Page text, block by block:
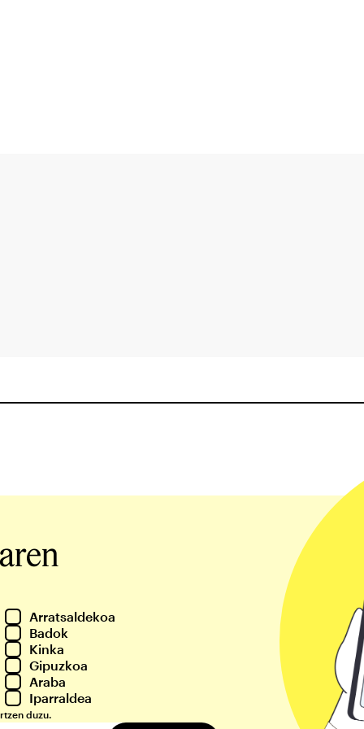
Arratsaldekoa
Badok
Kinka
Gipuzkoa
Araba
Iparraldea
duzu.